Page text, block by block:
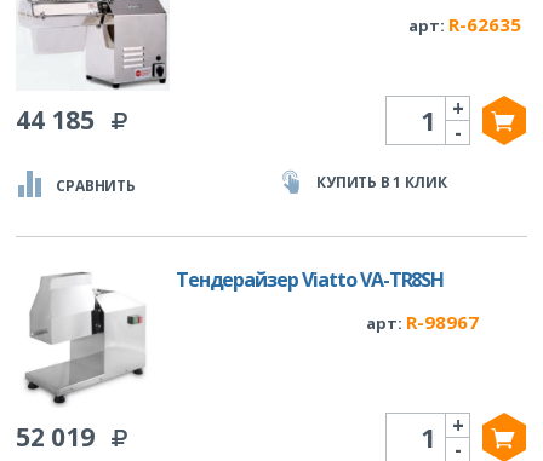
арт: R-62635
44 185 Количество
-
+
СРАВНИТЬ КУПИТЬ В 1 КЛИК
Тендерайзер Viatto VA-TR8SH
арт: R-98967
52 019 Количество
-
+